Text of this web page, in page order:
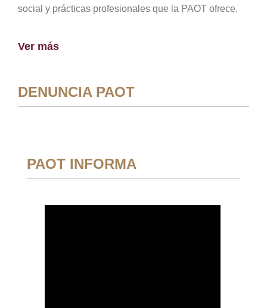
social y prácticas profesionales que la PAOT ofrece.
Ver más
DENUNCIA PAOT
PAOT INFORMA